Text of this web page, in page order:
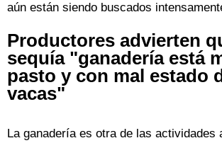
aún están siendo buscados
Productores advierten
sequía "ganadería está
pasto y con mal estado
vacas"
La ganadería es otra de las actividades